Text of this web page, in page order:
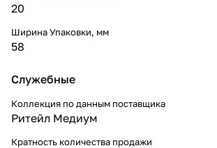
20
Ширина Упаковки, мм
58
Служебные
Коллекция по данным поставщика
Ритейл Медиум
Кратность количества продажи